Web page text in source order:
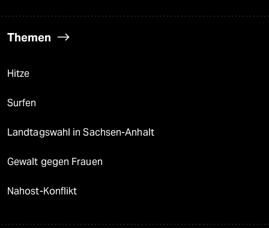
Themen
Hitze
Surfen
Landtagswahl in Sachsen-Anhalt
Gewalt gegen Frauen
Nahost-Konflikt